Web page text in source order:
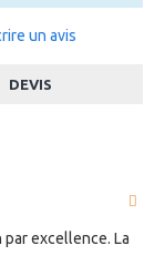
un avis
DEVIS
par excellence. La